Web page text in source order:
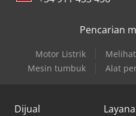
Pencarian
Motor Listrik Melihat
Mesin tumbuk
Alat
Dijual